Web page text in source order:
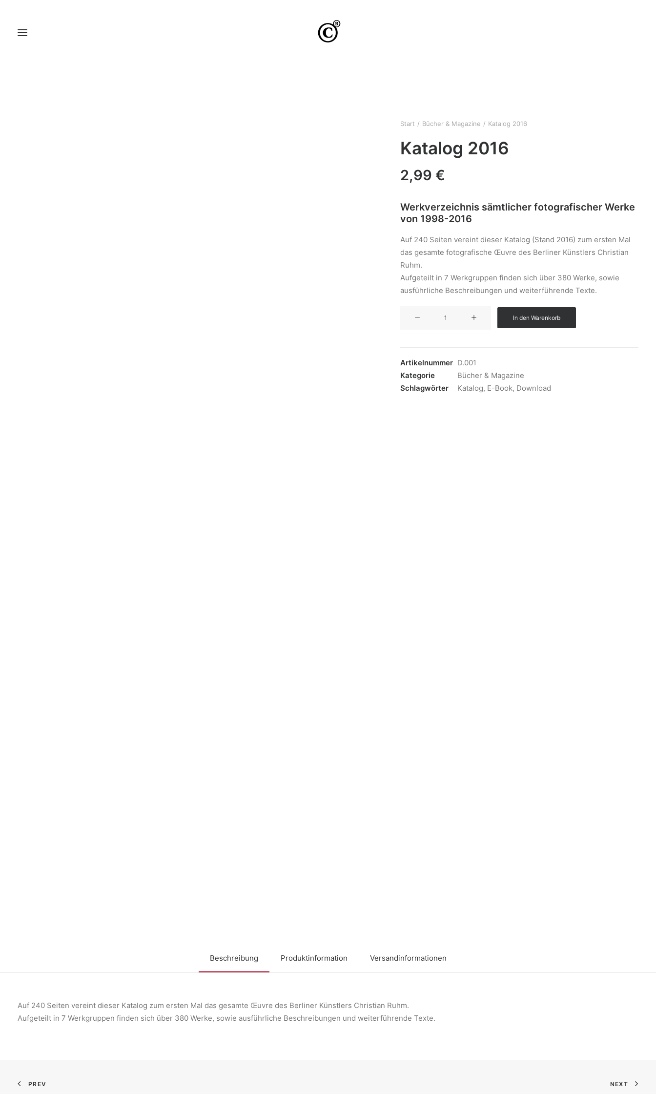
Start Bücher & Magazine Katalog 2016
Katalog 2016
2,99 €
Werkverzeichnis sämtlicher fotografischer Werke
von 1998-2016
Auf 240 Seiten vereint dieser Katalog (Stand 2016) zum ersten Mal
das gesamte fotografische Œuvre des Berliner Künstlers Christian
Ruhm.
Aufgeteilt in 7 Werkgruppen finden sich über 380 Werke, sowie
ausführliche Beschreibungen und weiterführende Texte.
In den Warenkorb
Artikelnummer D.001
Kategorie
Bücher & Magazine
Schlagwörter
Katalog, E-Book, Download
Beschreibung Produktinformation Versandinformationen
Auf 240 Seiten vereint dieser Katalog zum ersten Mal das gesamte Œuvre des Berliner Künstlers Christian Ruhm.
Aufgeteilt in 7 Werkgruppen finden sich über 380 Werke, sowie ausführliche Beschreibungen und weiterführende Texte.
PREV NEXT